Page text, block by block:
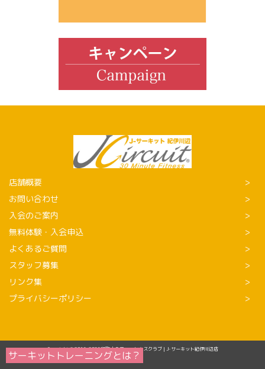
店舗概要
お問い合わせ
入会のご案内
無料体験・入会申込
よくあるご質問
スタッフ募集
リンク集
プライバシーポリシー
Copyright © 2016-2026和歌山のフィットネスクラブ | J-サーキット紀伊川辺店